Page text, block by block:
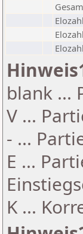
blank ...
V ...
- ...
E ...
K ...